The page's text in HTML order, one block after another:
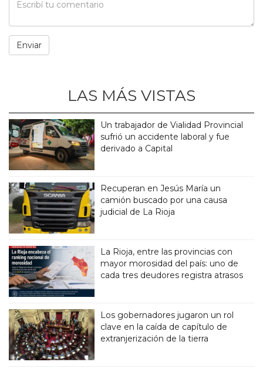
LAS MÁS VISTAS
Un trabajador de Vialidad Provincial
sufrió un accidente laboral y fue
derivado a Capital
Recuperan en Jesús María un
camión buscado por una causa
judicial de La Rioja
La Rioja, entre las provincias con
mayor morosidad del país: uno de
cada tres deudores registra atrasos
Los gobernadores jugaron un rol
clave en la caída de capítulo de
extranjerización de la tierra